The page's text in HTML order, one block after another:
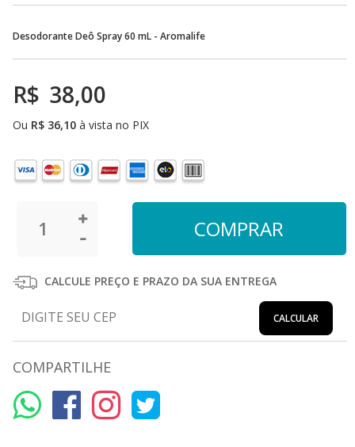
Desodorante Deô Spray 60 mL - Aromalife
R$ 38,00
Ou R$ 36,10 à vista no PIX
CALCULE PREÇO E PRAZO DA SUA ENTREGA
CALCULAR
COMPARTILHE